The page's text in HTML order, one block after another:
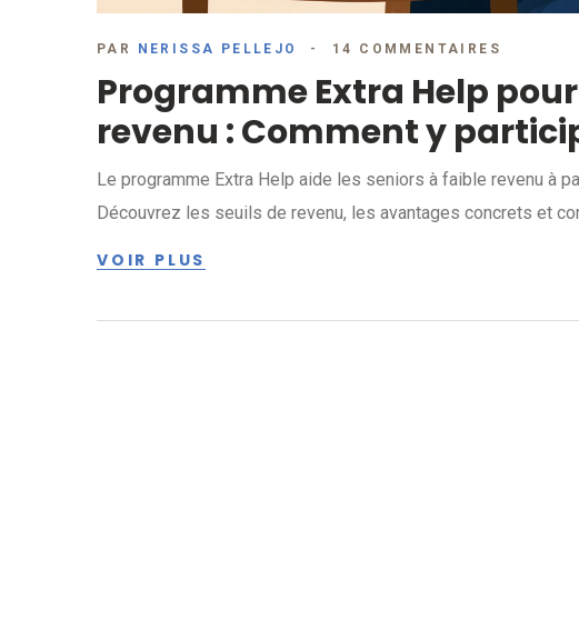
PAR NERISSA PELLEJO 14 COMMENTAIRES
Programme Extra Help
revenu : Comment y
Le programme Extra Help aide les seniors à faible revenu à
Découvrez les seuils de revenu, les avantages concrets et
VOIR PLUS